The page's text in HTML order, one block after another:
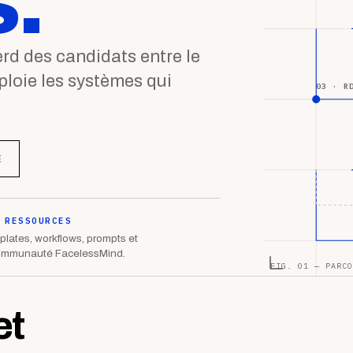
des candidats entre le
les systèmes qui
workflows, prompts et
FacelessMind.
03 ·
FIG. 01 —